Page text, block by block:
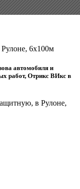
6x100м
автомобиля и
работ, Отрикс ВИкс в
в Рулоне,